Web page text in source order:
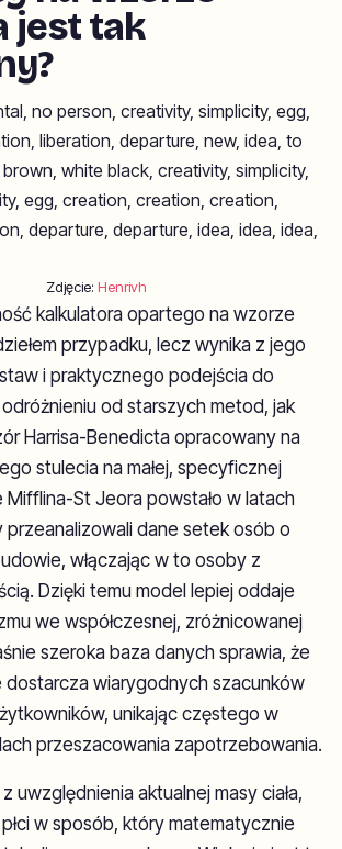
jest tak
Zdjęcie: Henrivh
kalkulatora opartego na wzorze
przypadku, lecz wynika z jego
i praktycznego podejścia do
od starszych metod, jak
Harrisa-Benedicta opracowany na
stulecia na małej, specyficznej
Mifflina-St Jeora powstało w latach
dane setek osób o
włączając w to osoby z
Dzięki temu model lepiej oddaje
we współczesnej, zróżnicowanej
szeroka baza danych sprawia, że
dostarcza wiarygodnych szacunków
unikając częstego w
przeszacowania zapotrzebowania.
uwzględnienia aktualnej masy ciała,
w sposób, który matematycznie